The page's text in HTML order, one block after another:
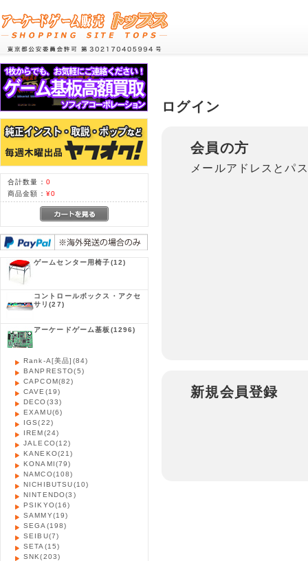
合計数量： 0
商品金額： ¥0
ゲームセンター用椅子(12)
コントロールボックス・アクセ
サリ(27)
アーケードゲーム基板 (1296)
Rank-A[美品] (84)
BANPRESTO(5)
CAPCOM(82)
CAVE (19)
DECO(33)
EXAMU(6)
IGS(22)
IREM(24)
JALECO(12)
KANEKO(21)
KONAMI(79)
NAMCO(108)
NICHIBUTSU(10)
NINTENDO(3)
PSIKYO(16)
SAMMY(19)
SEGA (198)
SEIBU(7)
SETA (15)
SNK(203)
ログイン
会員の方
メールアドレスとパ
新規会員登録